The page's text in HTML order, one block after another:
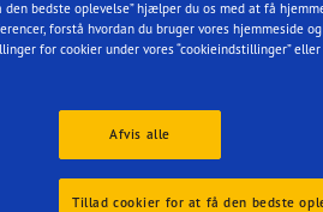
A/S
den bedste oplevelse” hjælper du os med at få
forstå hvordan du bruger vores hjemmeside
for cookier under vores “cookieindstillinger”
Afvis alle
Tillad cookier for at få den bedste